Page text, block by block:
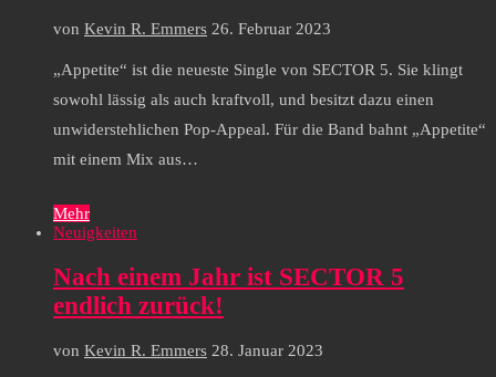
von Kevin R. Emmers 26. Februar 2023
„Appetite“ ist die neueste Single von SECTOR 5. Sie klingt
sowohl lässig als auch kraftvoll, und besitzt dazu einen
unwiderstehlichen Pop-Appeal. Für die Band bahnt „Appetite“
mit einem Mix aus…
Mehr
Neuigkeiten
Nach einem Jahr ist SECTOR 5
endlich zurück!
von Kevin R. Emmers 28. Januar 2023